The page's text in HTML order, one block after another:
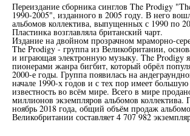
Переиздание сборника синглов The Prodigy
1990-2005", изданного в 2005 году. В него
альбомов коллектива, выпущенных с 1990 по
Пластинка возглавляла британский чарт.
Издание на двойном прозрачном мраморно-
The Prodigy - группа из Великобритании,
и играющая электронную музыку. The Prodigy
пионерами жанра бигбит, который обрёл
2000-е годы. Группа появилась на
начале 1990-х годов и с тех пор имеет
известность во всём мире. Всего в мире
миллионов экземпляров альбомов коллектива.
ноябрь 2018 года, общий объём продаж
Великобритании составляет 4 707 982